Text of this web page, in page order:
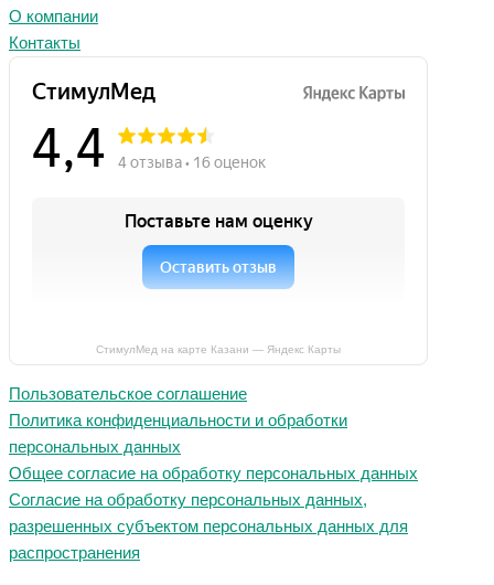
О компании
Контакты
СтимулМед на карте Казани — Яндекс Карты
Пользовательское соглашение
Политика конфиденциальности и обработки
персональных данных
Общее согласие на обработку персональных данных
Согласие на обработку персональных данных,
разрешенных субъектом персональных данных для
распространения